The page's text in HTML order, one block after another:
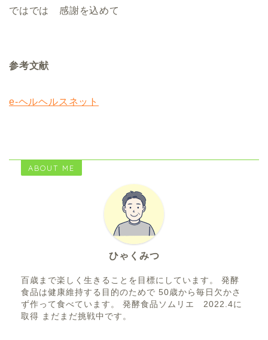
ではでは 感謝を込めて
参考文献
e-ヘルヘルスネット
ABOUT ME
ひゃくみつ
百歳まで楽しく生きることを目標にしています。 発酵
食品は健康維持する目的のためで 50歳から毎日欠かさ
ず作って食べています。 発酵食品ソムリエ 2022.4に
取得 まだまだ挑戦中です。